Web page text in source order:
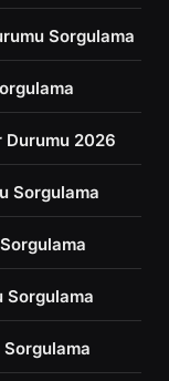
Sorgulama
Durumu 2026
Sorgulama
Sorgulama